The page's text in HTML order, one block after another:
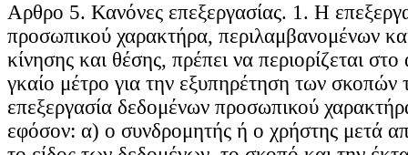
Aρθρο 5. Κανόνες επεξεργασίας. 1. Η
προσωπικού χαρακτήρα, περιλαμβανομένων
κίνησης και θέσης, πρέπει να περιορίζεται
γκαίο μέτρο για την εξυπηρέτηση των σκοπών
επεξεργασία δεδομένων προσωπικού
εφόσον: α) ο συνδρομητής ή ο χρήστης μετά